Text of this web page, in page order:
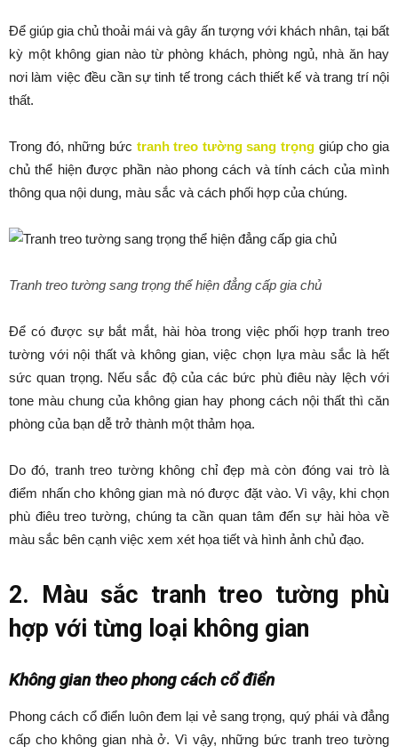
Để giúp gia chủ thoải mái và gây ấn tượng với khách nhân, tại bất
kỳ một không gian nào từ phòng khách, phòng ngủ, nhà ăn hay
nơi làm việc đều cần sự tinh tế trong cách thiết kế và trang trí nội
thất.
Trong đó, những bức tranh treo tường sang trọng giúp cho gia
chủ thể hiện được phần nào phong cách và tính cách của mình
thông qua nội dung, màu sắc và cách phối hợp của chúng.
Tranh treo tường sang trọng thể hiện đẳng cấp gia chủ
Để có được sự bắt mắt, hài hòa trong việc phối hợp tranh treo
tường với nội thất và không gian, việc chọn lựa màu sắc là hết
sức quan trọng. Nếu sắc độ của các bức phù điêu này lệch với
tone màu chung của không gian hay phong cách nội thất thì căn
phòng của bạn dễ trở thành một thảm họa.
Do đó, tranh treo tường không chỉ đẹp mà còn đóng vai trò là
điểm nhấn cho không gian mà nó được đặt vào. Vì vậy, khi chọn
phù điêu treo tường, chúng ta cần quan tâm đến sự hài hòa về
màu sắc bên cạnh việc xem xét họa tiết và hình ảnh chủ đạo.
2. Màu sắc tranh treo tường phù
hợp với từng loại không gian
Không gian theo phong cách cổ điển
Phong cách cổ điển luôn đem lại vẻ sang trọng, quý phái và đẳng
cấp cho không gian nhà ở. Vì vậy, những bức tranh treo tường